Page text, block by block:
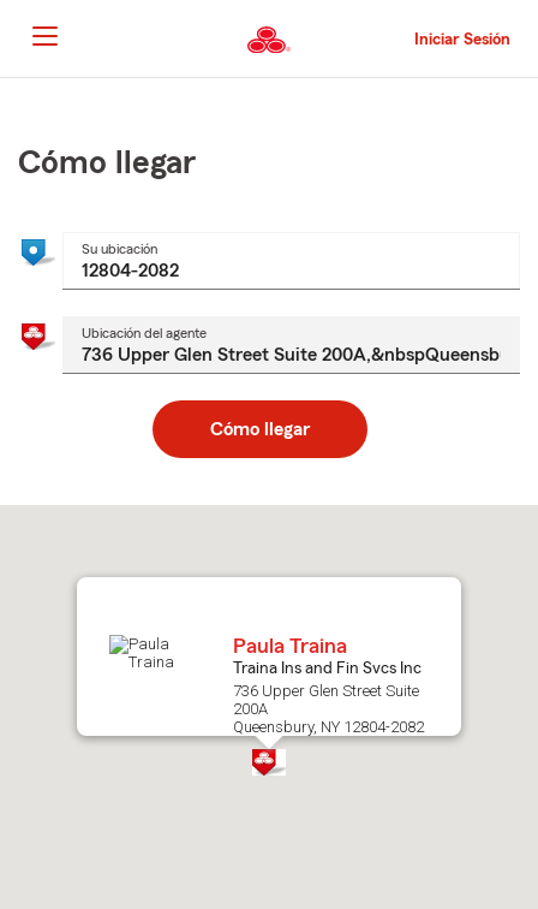
al
contenido
principal
Iniciar Sesión
principal
Cómo llegar
Su ubicación
Ubicación del agente
Cómo llegar
to
Paula Traina
Traina Ins and Fin Svcs Inc
736 Upper Glen Street Suite
200A
Queensbury, NY 12804-2082